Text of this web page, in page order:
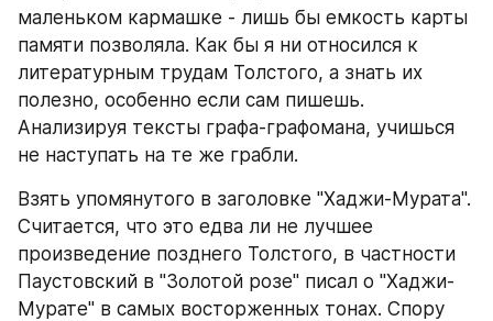
маленьком кармашке - лишь бы емкость карты
памяти позволяла. Как бы я ни относился к
литературным трудам Толстого, а знать их
полезно, особенно если сам пишешь.
Анализируя тексты графа-графомана, учишься
не наступать на те же грабли.
Взять упомянутого в заголовке "Хаджи-Мурата".
Считается, что это едва ли не лучшее
произведение позднего Толстого, в частности
Паустовский в "Золотой розе" писал о "Хаджи-
Мурате" в самых восторженных тонах. Спору